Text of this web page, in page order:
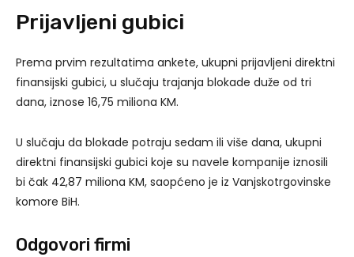
Prijavljeni gubici
Prema prvim rezultatima ankete, ukupni prijavljeni direktni
finansijski gubici, u slučaju trajanja blokade duže od tri
dana, iznose 16,75 miliona KM.
U slučaju da blokade potraju sedam ili više dana, ukupni
direktni finansijski gubici koje su navele kompanije iznosili
bi čak 42,87 miliona KM, saopćeno je iz Vanjskotrgovinske
komore BiH.
Odgovori firmi